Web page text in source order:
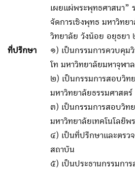
เผยแผ่พระพุทธศาสนา”
จัดการเชิงพุทธ มหาวิทย
วิทยาลัย วังน้อย อยุธย
ที่ปรึกษา
๑) เป็นกรรมการควบคุ
โท มหาวิทยาลัยมหาจุฬา
๒) เป็นกรรมการสอบวิ
มหาวิทยาลัยธรรมศาสตร์
๓) เป็นกรรมการสอบวิ
มหาวิทยาลัยเทคโนโลยีพ
๔) เป็นที่ปรึกษาและตรว
สถาบัน
๕) เป็นประธานกรรมกา